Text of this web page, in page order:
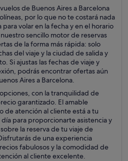
de Buenos Aires a Barcelona
por lo que no te costará nada
volar en la fecha y en el horario
sencillo motor de reservas
de la forma más rápida: solo
del viaje y la ciudad de salida y
Si ajustas las fechas de viaje y
podrás encontrar ofertas aún
Aires a Barcelona.
con la tranquilidad de
garantizado. El amable
de atención al cliente está a tu
para proporcionarte asistencia y
la reserva de tu viaje de
de una experiencia
fabulosos y la comodidad de
al cliente excelente.